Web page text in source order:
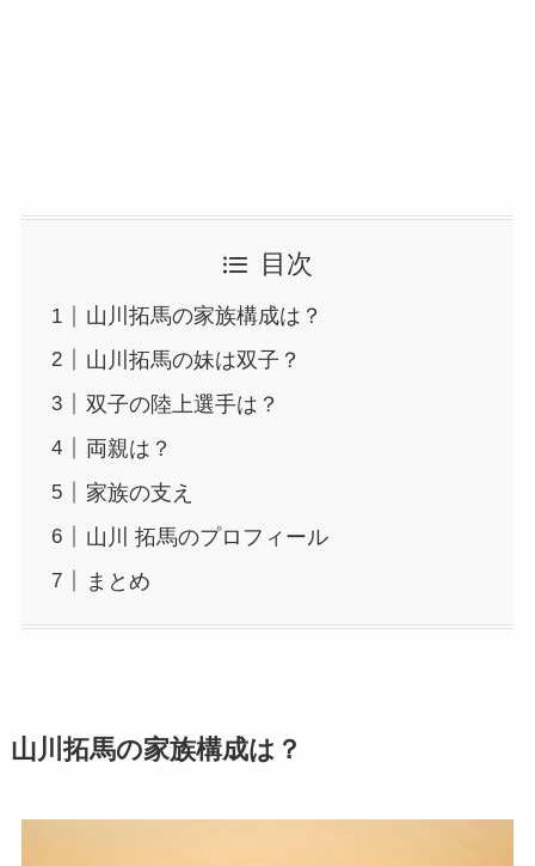
目次
山川拓馬の家族構成は？
山川拓馬の妹は双子？
双子の陸上選手は？
両親は？
家族の支え
山川 拓馬のプロフィール
まとめ
山川拓馬の家族構成は？